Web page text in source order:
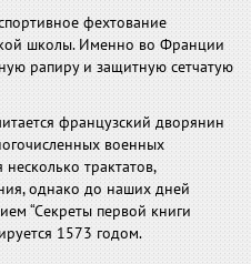
фехтование
школы. Именно во Франции
рапиру и защитную сетчатую
французский дворянин
военных
трактатов,
однако до наших дней
“Секреты первой книги
1573 годом.